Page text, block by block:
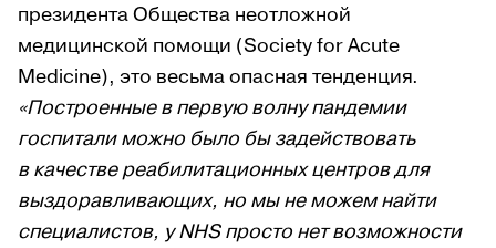
президента Общества неотложной
медицинской помощи (Society for Acute
Medicine), это весьма опасная тенденция.
«Построенные в первую волну пандемии
госпитали можно было бы задействовать
в качестве реабилитационных центров для
выздоравливающих, но мы не можем найти
специалистов, у NHS просто нет возможности